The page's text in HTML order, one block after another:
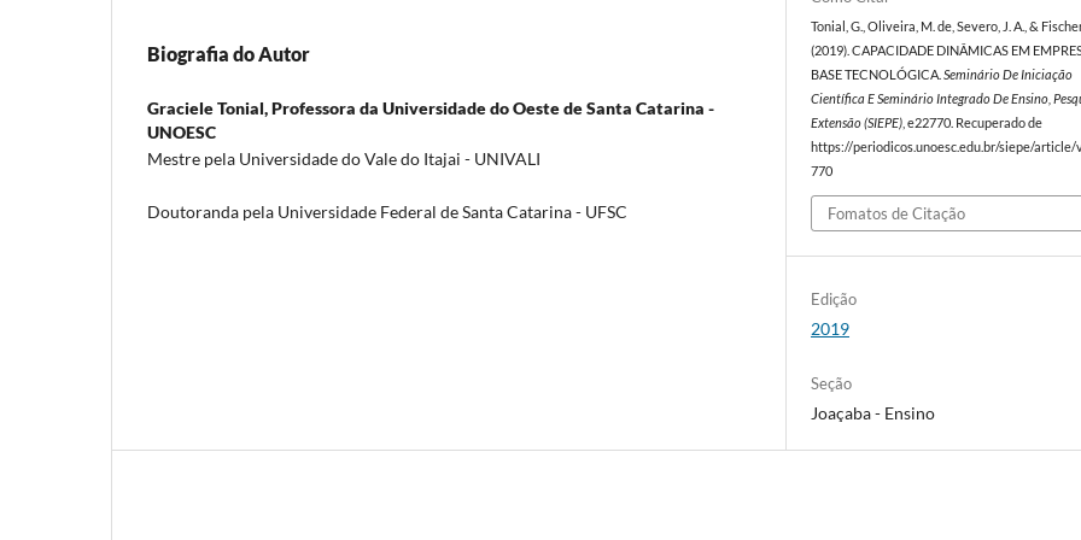
Biografia do Autor
Graciele Tonial,Professora da Universidade do Oeste de Santa Catarina -
UNOESC
Mestre pela Universidade do Vale do Itajai - UNIVALI
Doutoranda pela Universidade Federal de Santa Catarina - UFSC
Tonial, G., Oliveira, M. de, Severo, J. A., & Fischer,
(2019). CAPACIDADE DINÂMICAS EM
BASE TECNOLÓGICA.Seminário De Iniciação
Científica E Seminário Integrado De Ensino,
Extensão (SIEPE) , e22770. Recuperado de
https://periodicos.unoesc.edu.br/siepe/
770
Fomatos de Citação
Edição
2019
Seção
Joaçaba - Ensino